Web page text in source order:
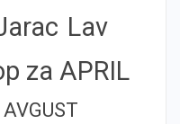
Lav
za APRIL